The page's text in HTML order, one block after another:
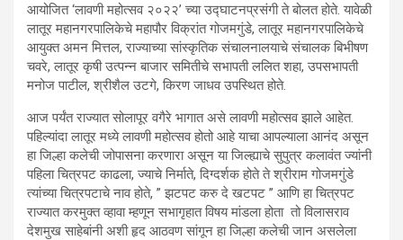
आयोजित ‘लावणी महोत्सव २०२२’ च्या उद्घाटनप्रसंगी ते बोलत होते. यावेळी
लातूर महानगरपालिकेचे महापौर विक्रांत गोजमगुंडे, लातूर महानगरपालिकेचे
आयुक्त अमन मित्तल, राज्याच्या सांस्कृतिक संचालनालयाचे संचालक बिभीषण
चवरे, लातूर कृषी उत्पन्न बाजार समितीचे सभापती ललित शहा, उपसभापती
मनोज पाटील, श्रीशैल उटगे, किरण जाधव उपस्थित होते.
आज पर्यंत राज्यात सोलापूर वगैरे भागात असे लावणी महोत्सव झाले आहेत.
पहिल्यांदा लातूर मध्ये लावणी महोत्सव होतो आहे याचा आपल्याला आनंद असून
हा जिल्हा कलेची जोपासना करणारा असून या जिल्ह्याचे सुपुत्र कलावंत ज्यांनी
पहिला चित्रपट काढला, ज्याचे निर्माते, दिग्दर्शक होते ते श्रीराम गोजमगुंडे
त्यांच्या चित्रपटाचे नाव होते, ” झटपट करु दे खटपट ” आणि हा चित्रपट
राज्यात करमुक्त व्हावा म्हणून सभागृहात विषय मांडला होता तो विलासराव
देशमुख साहेबांनी अशी हृद आठवण सांगून हा जिल्हा कलेची जान असलेला